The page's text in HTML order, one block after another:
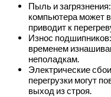
Пыль и
компьютера может
приводит к
Износ
временем
неполадкам.
Электрические
перегрузки могут
выход из строя.